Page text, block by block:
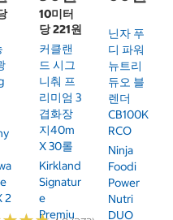
2
10미터
당 221원
커클랜
드 시그
니춰 프
리미엄 3
겹화장
지40m
X 30롤
Kirkland
Signatur
E
Premiu
닌자 푸
디 파워
뉴트리
듀오 블
렌더
CB100K
RCO
Ninja
Foodi
Power
Nutri
DUO